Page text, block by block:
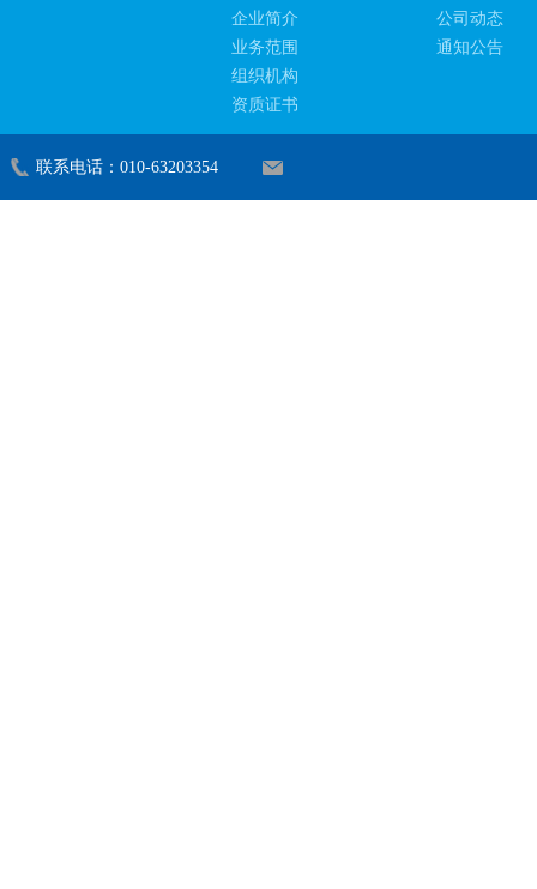
企业简介
业务范围
组织机构
资质证书
公司动态
通知公告
联系电话：010-63203354